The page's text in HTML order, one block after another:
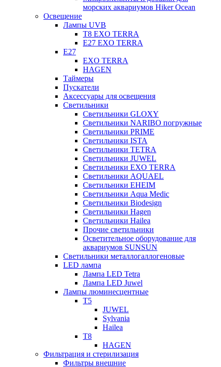
морских аквариумов Hiker Ocean
Освещение
Лампы UVB
Т8 EXO TERRA
Е27 EXO TERRA
Е27
EXO TERRA
HAGEN
Таймеры
Пускатели
Аксессуары для освещения
Светильники
Светильники GLOXY
Светильники NARIBO погружные
Светильники PRIME
Светильники ISTA
Светильники TETRA
Светильники JUWEL
Светильники EXO TERRA
Светильники AQUAEL
Светильники EHEIM
Светильники Aqua Medic
Светильники Biodesign
Светильники Hagen
Светильники Hailea
Прочие светильники
Осветительное оборудование для
аквариумов SUNSUN
Светильники металлогаллогеновые
LED лампа
Лампа LED Tetra
Лампа LED Juwel
Лампы люминесцентные
T5
JUWEL
Sylvania
Hailea
T8
HAGEN
Фильтрация и стерилизация
Фильтры внешние